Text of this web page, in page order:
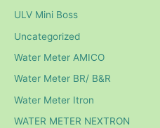
ULV Mini Boss
Uncategorized
Water Meter AMICO
Water Meter BR/ B&R
Water Meter Itron
WATER METER NEXTRON